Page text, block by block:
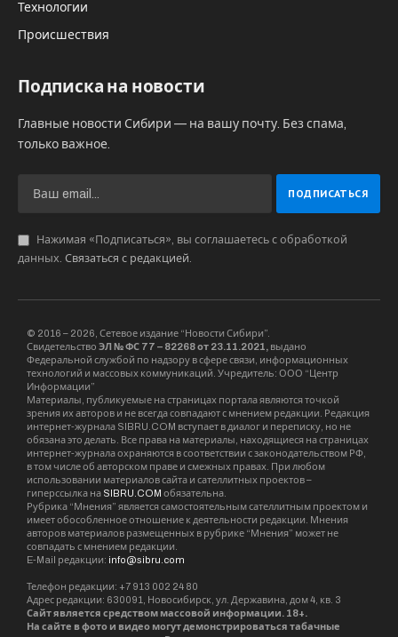
Технологии
Происшествия
Подписка на новости
Главные новости Сибири — на вашу почту. Без спама,
только важное.
Нажимая «Подписаться», вы соглашаетесь с обработкой
данных. Связаться с редакцией.
© 2016 – 2026, Сетевое издание “Новости Сибири”.
Свидетельство ЭЛ № ФС 77 – 82268 от 23.11.2021, выдано
Федеральной службой по надзору в сфере связи, информационных
технологий и массовых коммуникаций. Учредитель: ООО “Центр
Информации”
Материалы, публикуемые на страницах портала являются точкой
зрения их авторов и не всегда совпадают с мнением редакции. Редакция
интернет-журнала SIBRU.COM вступает в диалог и переписку, но не
обязана это делать. Все права на материалы, находящиеся на страницах
интернет-журнала охраняются в соответствии с законодательством РФ,
в том числе об авторском праве и смежных правах. При любом
использовании материалов сайта и сателлитных проектов –
гиперссылка на SIBRU.COM обязательна.
Рубрика “Мнения” является самостоятельным сателлитным проектом и
имеет обособленное отношение к деятельности редакции. Мнения
авторов материалов размещенных в рубрике “Мнения” может не
совпадать с мнением редакции.
E-Mail редакции: info@sibru.com
Телефон редакции: +7 913 002 24 80
Адрес редакции: 630091, Новосибирск, ул. Державина, дом 4, кв. 3
Сайт является средством массовой информации. 18+.
На сайте в фото и видео могут демонстрироваться табачные